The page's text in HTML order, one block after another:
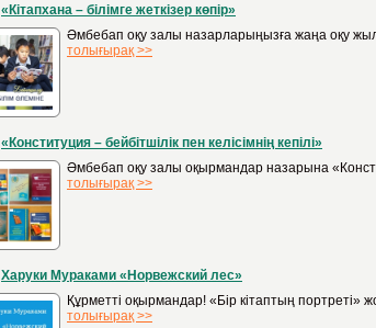
«Кітапхана – білімге жеткізер көпір»
Әмбебап оқу залы назарларыңызға жаңа оқу
толығырақ >>
«Конституция – бейбітшілік пен келісімнің кепілі»
Әмбебап оқу залы оқырмандар назарына
толығырақ >>
Харуки Мураками «Норвежский лес»
Құрметті оқырмандар! «Бір кітаптың
толығырақ >>